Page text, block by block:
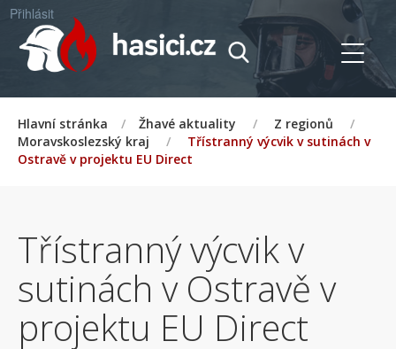
Přihlásit
Hlavní stránka / Žhavé aktuality / Z regionů
/
Moravskoslezský kraj
/
Třístranný výcvik v sutinách v
Ostravě v projektu EU Direct
Třístranný výcvik v
sutinách v Ostravě v
projektu EU Direct